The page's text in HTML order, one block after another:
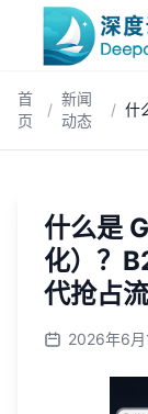
跳到主内容
首
页
/
新闻
动态
/
什么是
化）？
代抢占
2026年6月